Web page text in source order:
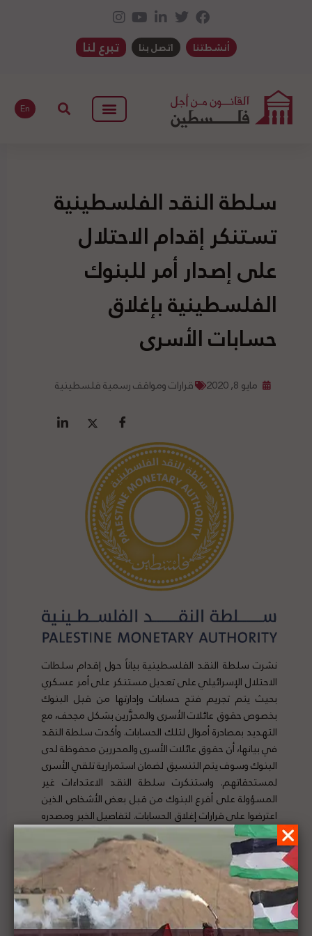
أنشطتنا اتصل بنا تبرع لنا
En
سلطة النقد الفلسطينية
تستنكر إقدام الاحتلال
على إصدار أمر للبنوك
الفلسطينية بإغلاق
حسابات الأسرى
مايو 8, 2020 قرارات ومواقف رسمية فلسطينية
نشرت سلطة النقد الفلسطينية بياناً حول إقدام سلطات
الاحتلال الإسرائيلي على تعديل مستنكر على أمر عسكري
بحيث يتم تجريم فتح حسابات وإدارتها من قبل البنوك
بخصوص حقوق عائلات الأسرى والمحرَّرين بشكل مجحف، مع
التهديد بمصادرة أموال لتلك الحسابات. وأكدت سلطة النقد
في بيانها، أن حقوق عائلات الأسرى والمحررين محفوظة لدى
البنوك وسوف يتم التنسيق لضمان استمرارية تلقي الأسرى
لمستحقاتهم. واستنكرت سلطة النقد الاعتداءات غير
المسؤولة على أفرع البنوك من قبل بعض الأشخاص الذين
اعترضوا على قرارات إغلاق الحسابات. لتفاصيل الخبر ومصدره
الأصلي،هنا.
المرصد الأورومتوسطي ينتقد شراء الاتحاد الأوروبي
لطائرات بدون طيار إسرائيلية لتعقب طالبي اللجوء